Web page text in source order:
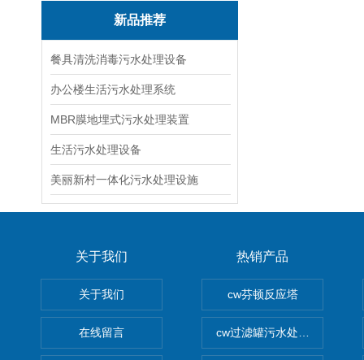
新品推荐
餐具清洗消毒污水处理设备
办公楼生活污水处理系统
MBR膜地埋式污水处理装置
生活污水处理设备
美丽新村一体化污水处理设施
关于我们
关于我们
在线留言
热销产品
cw芬顿反应塔
cw过滤罐污水处理设备 多介